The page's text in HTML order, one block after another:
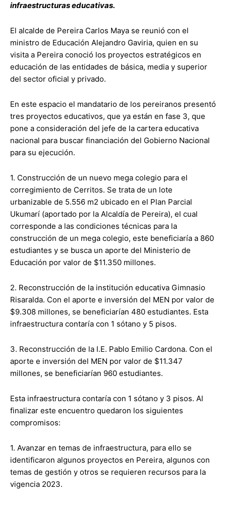
infraestructuras educativas.
El alcalde de Pereira Carlos Maya se reunió con el
ministro de Educación Alejandro Gaviria, quien en su
visita a Pereira conoció los proyectos estratégicos en
educación de las entidades de básica, media y superior
del sector oficial y privado.
En este espacio el mandatario de los pereiranos presentó
tres proyectos educativos, que ya están en fase 3, que
pone a consideración del jefe de la cartera educativa
nacional para buscar financiación del Gobierno Nacional
para su ejecución.
1. Construcción de un nuevo mega colegio para el
corregimiento de Cerritos. Se trata de un lote
urbanizable de 5.556 m2 ubicado en el Plan Parcial
Ukumarí (aportado por la Alcaldía de Pereira), el cual
corresponde a las condiciones técnicas para la
construcción de un mega colegio, este beneficiaría a 860
estudiantes y se busca un aporte del Ministerio de
Educación por valor de $11.350 millones.
2. Reconstrucción de la institución educativa Gimnasio
Risaralda. Con el aporte e inversión del MEN por valor de
$9.308 millones, se beneficiarían 480 estudiantes. Esta
infraestructura contaría con 1 sótano y 5 pisos.
3. Reconstrucción de la I.E. Pablo Emilio Cardona. Con el
aporte e inversión del MEN por valor de $11.347
millones, se beneficiarían 960 estudiantes.
Esta infraestructura contaría con 1 sótano y 3 pisos. Al
finalizar este encuentro quedaron los siguientes
compromisos:
1. Avanzar en temas de infraestructura, para ello se
identificaron algunos proyectos en Pereira, algunos con
temas de gestión y otros se requieren recursos para la
vigencia 2023.